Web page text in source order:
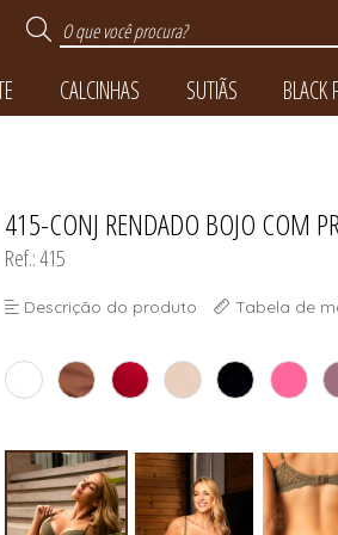
TODOS DE TOQUE DE
TODOS DE LINHA
CALCINHAS
TODOS DE
SUTIÃS
TODOS DE SUTIÃS
BLACK
TODOS DE BLACK
415-CONJ RENDADO BOJO COM
Ref.: 415
Descrição do produto Tabela de